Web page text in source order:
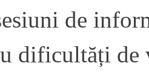
de
dificultăți